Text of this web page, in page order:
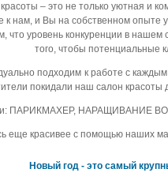
– это не только уютная и
к нам, и Вы на собственном опыте
что уровень конкуренции в нашем
того, чтобы потенциальные
подходим к работе с
покидали наш салон красоты
ПАРИКМАХЕР, НАРАЩИВАНИЕ
еще красивее с помощью наших
Новый год - это самый